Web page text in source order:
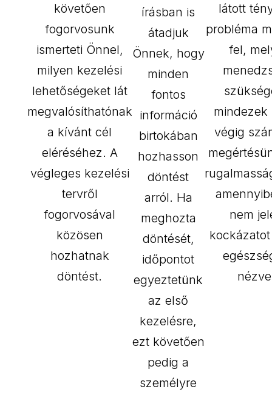
követően
fogorvosunk
ismerteti Önnel,
milyen kezelési
lehetőségeket lát
megvalósíthatónak
a kívánt cél
eléréséhez. A
végleges kezelési
tervről
fogorvosával
közösen
hozhatnak
döntést.
írásban is
átadjuk
Önnek, hogy
minden
fontos
információ
birtokában
hozhasson
döntést
arról. Ha
meghozta
döntését,
időpontot
egyeztetünk
az első
kezelésre,
ezt követően
pedig a
személyre
látott
probléma
fel,
mindezek
végig
nem